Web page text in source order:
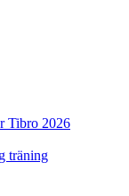
Tibro 2026
träning